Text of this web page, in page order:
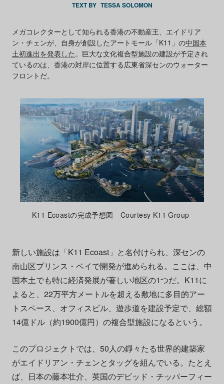
TEXT BY TESSA SOLOMON
メガコレクターとして知られる香港の不動産王、エイドリア
ン・チェンが、自身が創設したアートモール「K11」の中国本
土初進出を発表した。巨大な文化複合型施設の建設が予定され
ているのは、香港の対岸に位置する広東省深センのウォーター
フロントだ。
K11 Ecoastの完成予想図 Courtesy K11 Group
新しい施設は「K11 Ecoast」と名付けられ、深センの
南山区プリンス・ベイで開発が進められる。ここは、中
国本土でも特に経済発展が著しい地区の1つだ。K11に
よると、22万平方メートルを超える敷地に多目的アー
トスペース、オフィスビル、遊歩道を建設予定で、総額
14億ドル（約1900億円）の複合型施設になるという。
このプロジェクトでは、50人の錚々たる世界的建築家
がエイドリアン・チェンとタッグを組んでいる。たとえ
ば、日本の藤本壮介、英国のデビッド・チッパーフィー